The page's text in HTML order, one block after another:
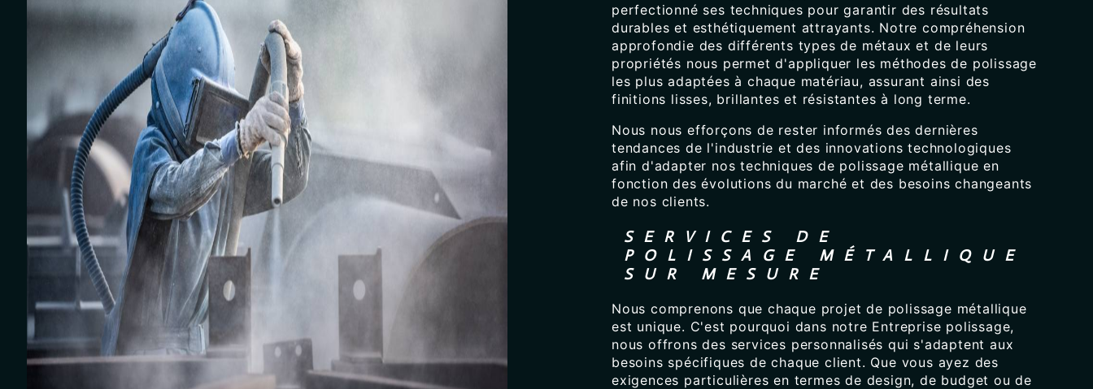
perfectionné ses techniques pour garantir des résultats
durables et esthétiquement attrayants. Notre compréhension
approfondie des différents types de métaux et de leurs
propriétés nous permet d'appliquer les méthodes de polissage
les plus adaptées à chaque matériau, assurant ainsi des
finitions lisses, brillantes et résistantes à long terme.
Nous nous efforçons de rester informés des dernières
tendances de l'industrie et des innovations technologiques
afin d'adapter nos techniques de polissage métallique en
fonction des évolutions du marché et des besoins changeants
de nos clients.
SERVICES DE
POLISSAGE MÉTALLIQUE
SUR MESURE
Nous comprenons que chaque projet de polissage métallique
est unique. C'est pourquoi dans notre Entreprise polissage,
nous offrons des services personnalisés qui s'adaptent aux
besoins spécifiques de chaque client. Que vous ayez des
exigences particulières en termes de design, de budget ou de